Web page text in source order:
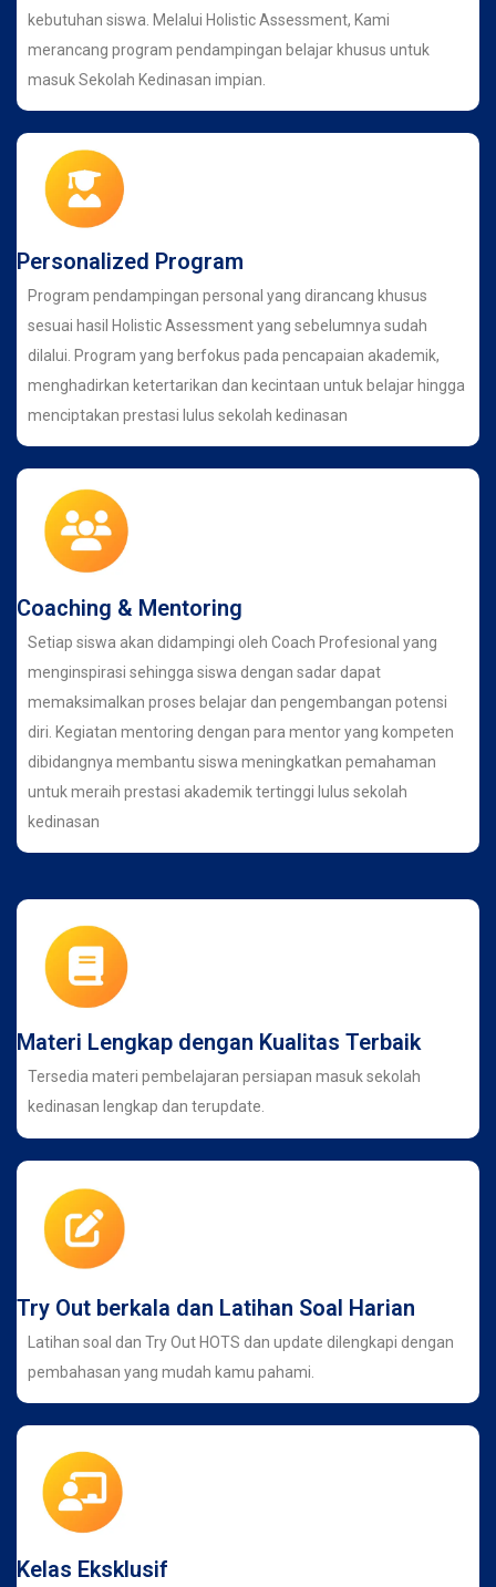
kebutuhan siswa. Melalui Holistic Assessment, Kami
merancang program pendampingan belajar khusus untuk
masuk Sekolah Kedinasan impian.
Personalized Program
Program pendampingan personal yang dirancang khusus
sesuai hasil Holistic Assessment yang sebelumnya sudah
dilalui. Program yang berfokus pada pencapaian akademik,
menghadirkan ketertarikan dan kecintaan untuk belajar hingga
menciptakan prestasi lulus sekolah kedinasan
Coaching & Mentoring
Setiap siswa akan didampingi oleh Coach Profesional yang
menginspirasi sehingga siswa dengan sadar dapat
memaksimalkan proses belajar dan pengembangan potensi
diri. Kegiatan mentoring dengan para mentor yang kompeten
dibidangnya membantu siswa meningkatkan pemahaman
untuk meraih prestasi akademik tertinggi lulus sekolah
kedinasan
Materi Lengkap dengan Kualitas Terbaik
Tersedia materi pembelajaran persiapan masuk sekolah
kedinasan lengkap dan terupdate.
Try Out berkala dan Latihan Soal Harian
Latihan soal dan Try Out HOTS dan update dilengkapi dengan
pembahasan yang mudah kamu pahami.
Kelas Eksklusif